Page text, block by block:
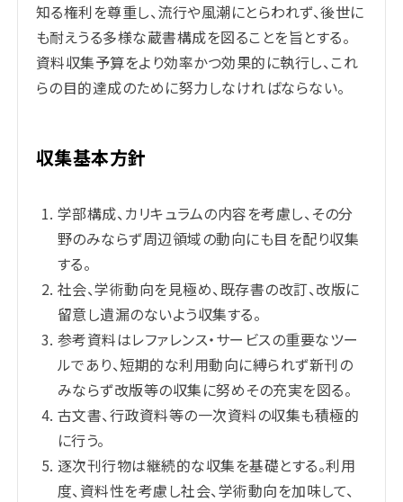
知る権利を尊重し、流行や風潮にとらわれず、後世に
も耐えうる多様な蔵書構成を図ることを旨とする。
資料収集予算をより効率かつ効果的に執行し、これ
らの目的達成のために努力しなければならない。
収集基本方針
学部構成、カリキュラムの内容を考慮し、その分
野のみならず周辺領域の動向にも目を配り収集
する。
社会、学術動向を見極め、既存書の改訂、改版に
留意し遺漏のないよう収集する。
参考資料はレファレンス・サービスの重要なツー
ルであり、短期的な利用動向に縛られず新刊の
みならず改版等の収集に努めその充実を図る。
古文書、行政資料等の一次資料の収集も積極的
に行う。
逐次刊行物は継続的な収集を基礎とする。利用
度、資料性を考慮し社会、学術動向を加味して、